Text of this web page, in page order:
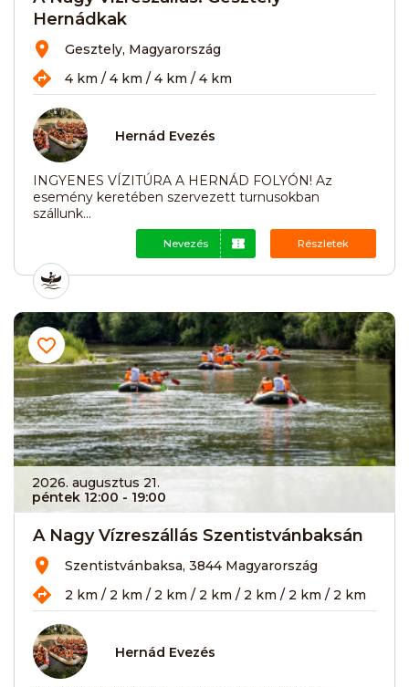
Hernádkak
Gesztely, Magyarország
4 km / 4 km / 4 km / 4 km
Hernád Evezés
INGYENES VÍZITÚRA A HERNÁD FOLYÓN! Az
esemény keretében szervezett turnusokban
szállunk...
Nevezés Részletek
2026. augusztus 21.
péntek 12:00 - 19:00
A Nagy Vízreszállás Szentistvánbaksán
Szentistvánbaksa, 3844 Magyarország
2 km / 2 km / 2 km / 2 km / 2 km / 2 km / 2 km
Hernád Evezés